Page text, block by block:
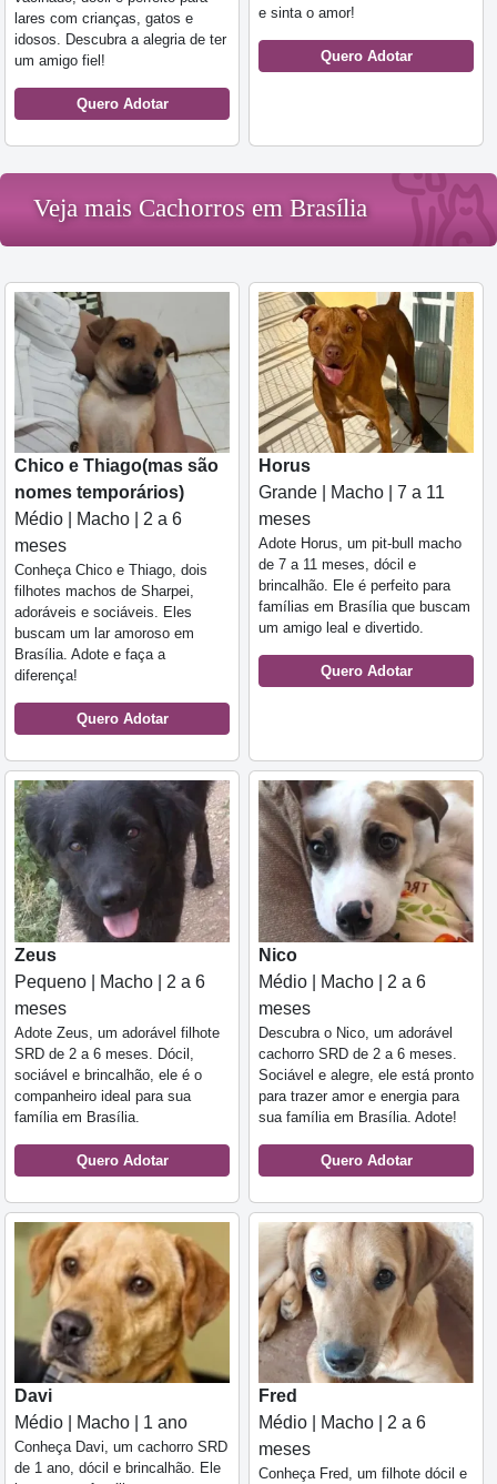
lares com crianças, gatos e
idosos. Descubra a alegria de ter
um amigo fiel!
Quero Adotar
e sinta o amor!
Quero Adotar
Veja mais Cachorros em Brasília
Chico e Thiago(mas são
nomes temporários)
Médio | Macho | 2 a 6
meses
Conheça Chico e Thiago, dois
filhotes machos de Sharpei,
adoráveis e sociáveis. Eles
buscam um lar amoroso em
Brasília. Adote e faça a
diferença!
Quero Adotar
Horus
Grande | Macho | 7 a 11
meses
Adote Horus, um pit-bull macho
de 7 a 11 meses, dócil e
brincalhão. Ele é perfeito para
famílias em Brasília que buscam
um amigo leal e divertido.
Quero Adotar
Zeus
Pequeno | Macho | 2 a 6
meses
Adote Zeus, um adorável filhote
SRD de 2 a 6 meses. Dócil,
sociável e brincalhão, ele é o
companheiro ideal para sua
família em Brasília.
Quero Adotar
Nico
Médio | Macho | 2 a 6
meses
Descubra o Nico, um adorável
cachorro SRD de 2 a 6 meses.
Sociável e alegre, ele está pronto
para trazer amor e energia para
sua família em Brasília. Adote!
Quero Adotar
Davi
Médio | Macho | 1 ano
Conheça Davi, um cachorro SRD
de 1 ano, dócil e brincalhão. Ele
Fred
Médio | Macho | 2 a 6
meses
Conheça Fred, um filhote dócil e